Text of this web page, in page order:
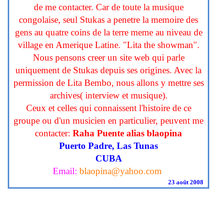
de me contacter. Car de toute la musique
congolaise, seul Stukas a penetre la memoire des
gens au quatre coins de la terre meme au niveau de
village en Amerique Latine. "Lita the showman".
Nous pensons creer un site web qui parle
uniquement de Stukas depuis ses origines. Avec la
permission de Lita Bembo, nous allons y mettre ses
archives( interview et musique).
Ceux et celles qui connaissent l'histoire de ce
groupe ou d'un musicien en particulier, peuvent me
contacter: Raha Puente alias blaopina
Puerto Padre, Las Tunas
CUBA
Email: blaopina@yahoo.com
23 août 2008